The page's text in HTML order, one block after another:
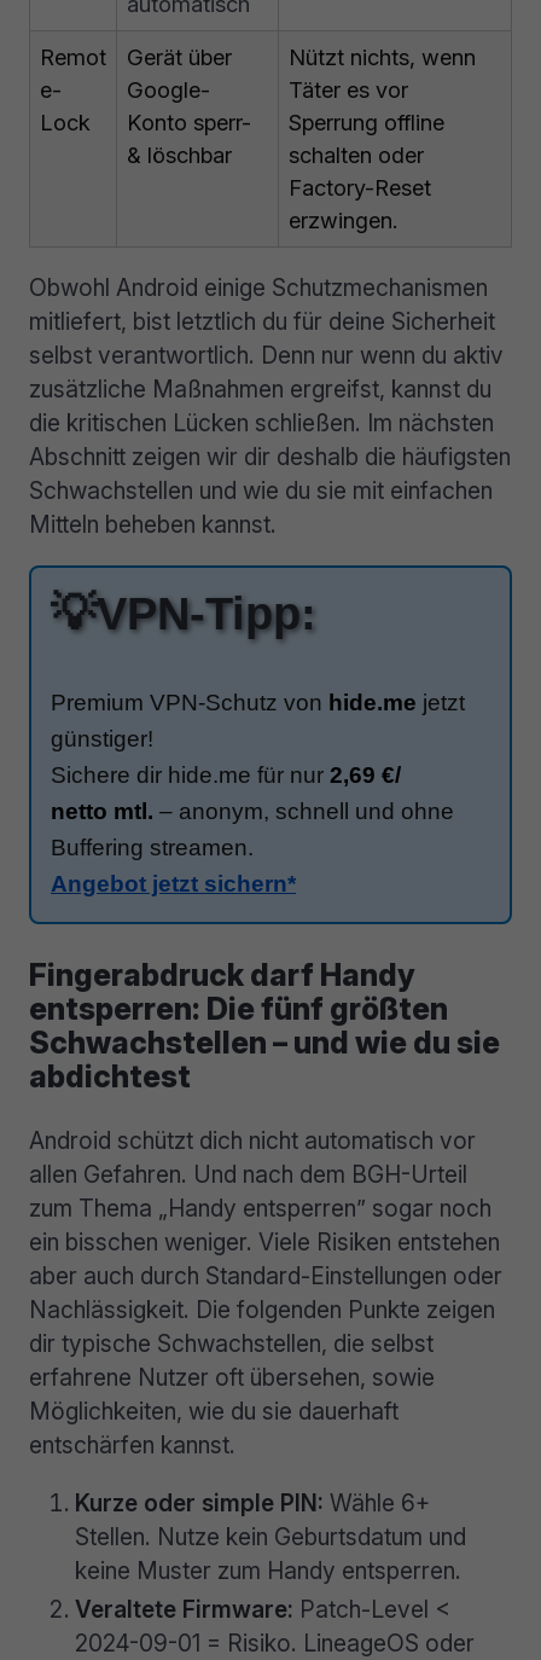
Remot
e-
Lock
Gerät über
Google-
Konto sperr-
& löschbar
Nützt nichts, wenn
Täter es vor
Sperrung offline
schalten oder
Factory-Reset
erzwingen.
Obwohl Android einige Schutzmechanismen
mitliefert, bist letztlich du für deine Sicherheit
selbst verantwortlich. Denn nur wenn du aktiv
zusätzliche Maßnahmen ergreifst, kannst du
die kritischen Lücken schließen. Im nächsten
Abschnitt zeigen wir dir deshalb die häufigsten
Schwachstellen und wie du sie mit einfachen
Mitteln beheben kannst.
💡VPN-Tipp:
Premium VPN-Schutz von hide.me jetzt
günstiger!
Sichere dir hide.me für nur 2,69 €/
netto mtl. – anonym, schnell und ohne
Buffering streamen.
Angebot jetzt sichern*
Fingerabdruck darf Handy
entsperren: Die fünf größten
Schwachstellen – und wie du sie
abdichtest
Android schützt dich nicht automatisch vor
allen Gefahren. Und nach dem BGH-Urteil
zum Thema „Handy entsperren” sogar noch
ein bisschen weniger. Viele Risiken entstehen
aber auch durch Standard-Einstellungen oder
Nachlässigkeit. Die folgenden Punkte zeigen
dir typische Schwachstellen, die selbst
erfahrene Nutzer oft übersehen, sowie
Möglichkeiten, wie du sie dauerhaft
entschärfen kannst.
Kurze oder simple PIN: Wähle 6+
Stellen. Nutze kein Geburtsdatum und
keine Muster zum Handy entsperren.
Veraltete Firmware: Patch-Level <
2024-09-01 = Risiko. LineageOS oder